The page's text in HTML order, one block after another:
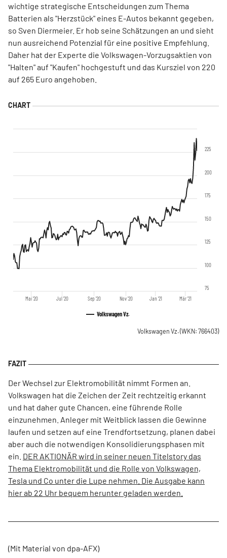
wichtige strategische Entscheidungen zum Thema
Batterien als "Herzstück" eines E-Autos bekannt gegeben,
so Sven Diermeier. Er hob seine Schätzungen an und sieht
nun ausreichend Potenzial für eine positive Empfehlung.
Daher hat der Experte die Volkswagen-Vorzugsaktien von
"Halten" auf "Kaufen" hochgestuft und das Kursziel von 220
auf 265 Euro angehoben.
Volkswagen Vz.
Mai '20 Jul '20 Sep '20 Nov '20 Jan '21 Mär '21
75
100
125
150
175
200
225
Volkswagen Vz.(WKN: 766403)
Der Wechsel zur Elektromobilität nimmt Formen an.
Volkswagen hat die Zeichen der Zeit rechtzeitig erkannt
und hat daher gute Chancen, eine führende Rolle
einzunehmen. Anleger mit Weitblick lassen die Gewinne
laufen und setzen auf eine Trendfortsetzung, planen dabei
aber auch die notwendigen Konsolidierungsphasen mit
ein. DER AKTIONÄR wird in seiner neuen Titelstory das
Thema Elektromobilität und die Rolle von Volkswagen,
Tesla und Co unter die Lupe nehmen. Die Ausgabe kann
hier ab 22 Uhr bequem herunter geladen werden.
(Mit Material von dpa-AFX)